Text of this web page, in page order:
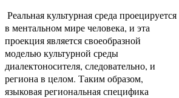
Реальная культурная среда проецируется
в ментальном мире человека, и эта
проекция является своеобразной
моделью культурной среды
диалектоносителя, следовательно, и
региона в целом. Таким образом,
языковая региональная специфика